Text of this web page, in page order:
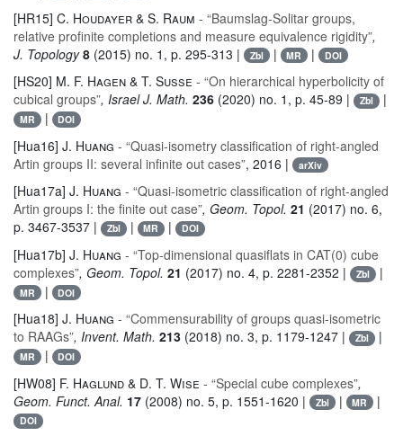
[HR15] C. Houdayer & S. Raum - “Baumslag-Solitar groups,
relative profinite completions and measure equivalence rigidity”,
J. Topology8 (2015) no. 1, p. 295-313 | Zbl | MR | DOI
[HS20] M. F. Hagen & T. Susse - “On hierarchical hyperbolicity of
cubical groups”, Israel J. Math. 236 (2020) no. 1, p. 45-89 | Zbl |
MR | DOI
[Hua16] J. Huang - “Quasi-isometry classification of right-angled
Artin groups II: several infinite out cases”, 2016 | arXiv
[Hua17a] J. Huang - “Quasi-isometric classification of right-angled
Artin groups I: the finite out case”, Geom. Topol. 21 (2017) no. 6,
p. 3467-3537 |
Zbl | MR | DOI
[Hua17b] J. Huang - “Top-dimensional quasiflats in CAT(0) cube
complexes”, Geom. Topol. 21 (2017) no. 4, p. 2281-2352 | Zbl |
MR | DOI
[Hua18] J. Huang - “Commensurability of groups quasi-isometric
to RAAGs”, Invent. Math. 213 (2018) no. 3, p. 1179-1247 | Zbl |
MR | DOI
[HW08] F. Haglund & D. T. Wise - “Special cube complexes”,
Geom. Funct. Anal. 17 (2008) no. 5, p. 1551-1620 | Zbl | MR |
DOI